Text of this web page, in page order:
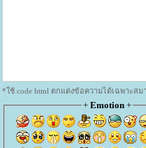
*ใช้ code html ตกแต่งข้อความได้เฉพาะสม
+ Emotion+